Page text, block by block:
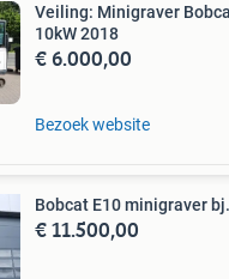
Veiling: Minigraver
10kW 2018
€ 6.000,00
Bezoek website
Bobcat E10 minigraver
€ 11.500,00